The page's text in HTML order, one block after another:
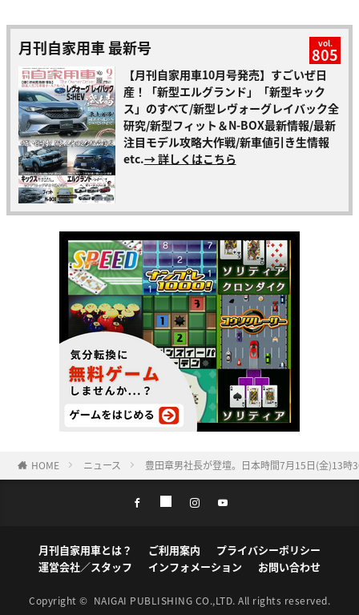
月刊自家用車 最新号 vol.
805
【月刊自家用車10月号発売】すごいぜ日
産！「新型エルグランド」「新型キック
ス」のすべて/新型レヴォーグレイバック全
研究/新型フィット＆N-BOX最新情報/最新
注目モデル攻略大作戦/新車値引き生情報
etc.→ 詳しくはこちら
HOME ニュース 豊田章男社長が登壇。日本時間7月15日(金)13
月刊自家用車とは？ ご利用案内
プライバシーポリシー
運営会社／スタッフ
インフォメーション お問い合わせ
Copyright © NAIGAI PUBLISHING CO.,LTD. All rights reserved.